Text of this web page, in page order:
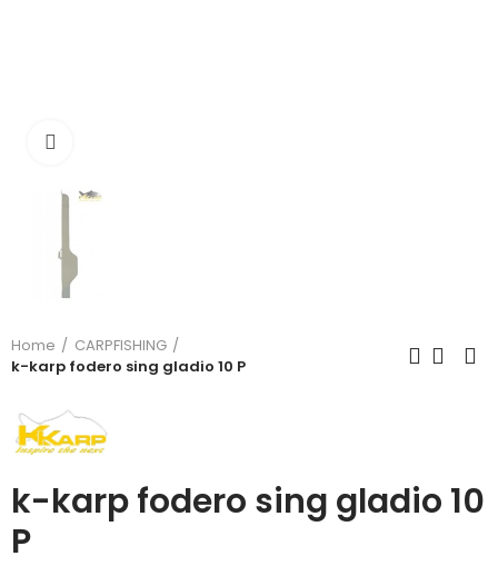
Home
CARPFISHING
k-karp fodero sing gladio 10 P
k-karp fodero sing gladio 10
P